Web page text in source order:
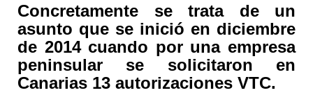
Concretamente se trata de un
asunto que se inició en diciembre
de 2014 cuando por una empresa
peninsular se solicitaron en
Canarias 13 autorizaciones VTC.